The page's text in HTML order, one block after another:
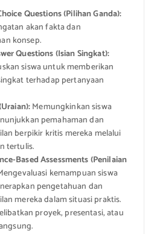
Questions (Pilihan Ganda):
akan fakta dan
konsep.
Questions (Isian Singkat):
siswa untuk memberikan
terhadap pertanyaan
Memungkinkan siswa
pemahaman dan
berpikir kritis mereka melalui
tertulis.
Based Assessments (Penilaian
kemampuan siswa
pengetahuan dan
mereka dalam situasi praktis.
proyek, presentasi, atau